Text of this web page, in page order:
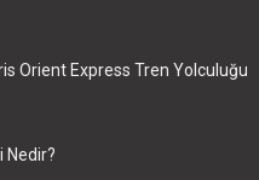
Orient Express Tren Yolculuğu
Nedir?